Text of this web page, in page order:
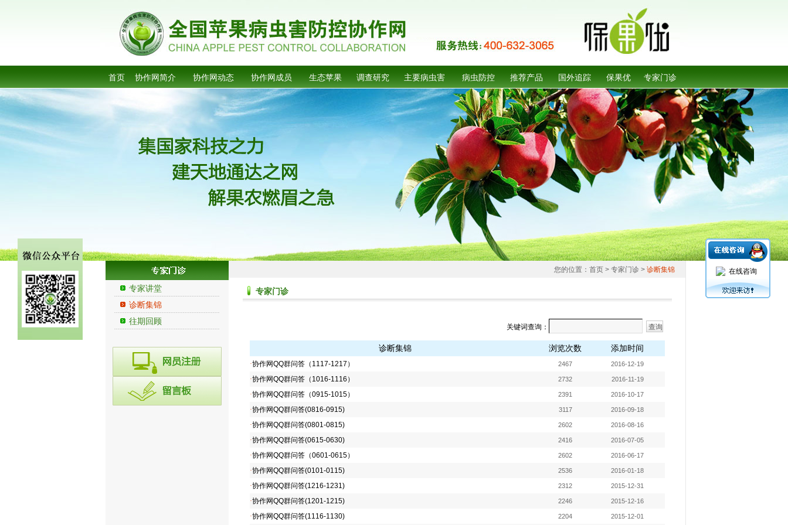
首页 协作网简介 协作网动态 协作网成员 生态苹果 调查研究 主要病虫害 病虫防控 推荐产品 国外追踪 保果优 专家门诊
专家讲堂
诊断集锦
往期回顾
您的位置： 首页 > 专家门诊 > 诊断集锦
专家门诊
关键词查询：
诊断集锦 浏览次数 添加时间
·协作网QQ群问答（1117-1217） 2467 2016-12-19
·协作网QQ群问答（1016-1116） 2732 2016-11-19
·协作网QQ群问答（0915-1015） 2391 2016-10-17
·协作网QQ群问答(0816-0915) 3117 2016-09-18
·协作网QQ群问答(0801-0815) 2602 2016-08-16
·协作网QQ群问答(0615-0630) 2416 2016-07-05
·协作网QQ群问答（0601-0615） 2602 2016-06-17
·协作网QQ群问答(0101-0115) 2536 2016-01-18
·协作网QQ群问答(1216-1231) 2312 2015-12-31
·协作网QQ群问答(1201-1215) 2246 2015-12-16
·协作网QQ群问答(1116-1130) 2204 2015-12-01
在线咨询